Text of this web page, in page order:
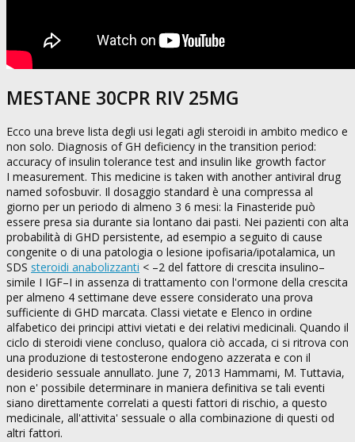
MESTANE 30CPR RIV 25MG
Ecco una breve lista degli usi legati agli steroidi in ambito medico e
non solo. Diagnosis of GH deficiency in the transition period:
accuracy of insulin tolerance test and insulin like growth factor
I measurement. This medicine is taken with another antiviral drug
named sofosbuvir. Il dosaggio standard è una compressa al
giorno per un periodo di almeno 3 6 mesi: la Finasteride può
essere presa sia durante sia lontano dai pasti. Nei pazienti con alta
probabilità di GHD persistente, ad esempio a seguito di cause
congenite o di una patologia o lesione ipofisaria/ipotalamica, un
SDS steroidi anabolizzanti < –2 del fattore di crescita insulino–
simile I IGF–I in assenza di trattamento con l'ormone della crescita
per almeno 4 settimane deve essere considerato una prova
sufficiente di GHD marcata. Classi vietate e Elenco in ordine
alfabetico dei principi attivi vietati e dei relativi medicinali. Quando il
ciclo di steroidi viene concluso, qualora ciò accada, ci si ritrova con
una produzione di testosterone endogeno azzerata e con il
desiderio sessuale annullato. June 7, 2013 Hammami, M. Tuttavia,
non e' possibile determinare in maniera definitiva se tali eventi
siano direttamente correlati a questi fattori di rischio, a questo
medicinale, all'attivita' sessuale o alla combinazione di questi od
altri fattori.